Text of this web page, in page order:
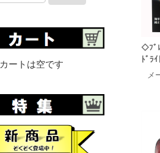
◇ﾌﾞ
ﾄﾞﾗ
メ
カートは空です